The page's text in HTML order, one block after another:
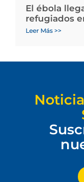
El ébola
refugiados
Leer Más >>